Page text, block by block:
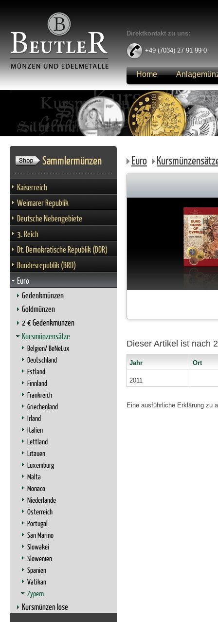
Direktkontakt zu uns:
+49 (7034) 27 91 99-0
Home
Anmelden
Sammlermünzen
Kaiserreich
Weimarer Republik
Deutsche Nebengebiete
3. Reich
Dt. Demokratische Republik (DDR)
Bundesrepublik (BRD)
Euro
Gedenkmünzen
Goldmünzen
2 € Gedenkmünzen
Kursmünzensätze
Belgien/ BeNeLux
Deutschland
Estland
Finnland
Frankreich
Griechenland
Irland
Italien
Lettland
Litauen
Luxemburg
Malta
Monaco
Niederlande
Österreich
Portugal
San Marino
Slowakei
Slowenien
Spanien
Vatikan
Zypern
Kursmünzen lose
Euro
Dieser Artikel ist nach
Jahr Ort
2011
Eine ausführliche Erklärung zu